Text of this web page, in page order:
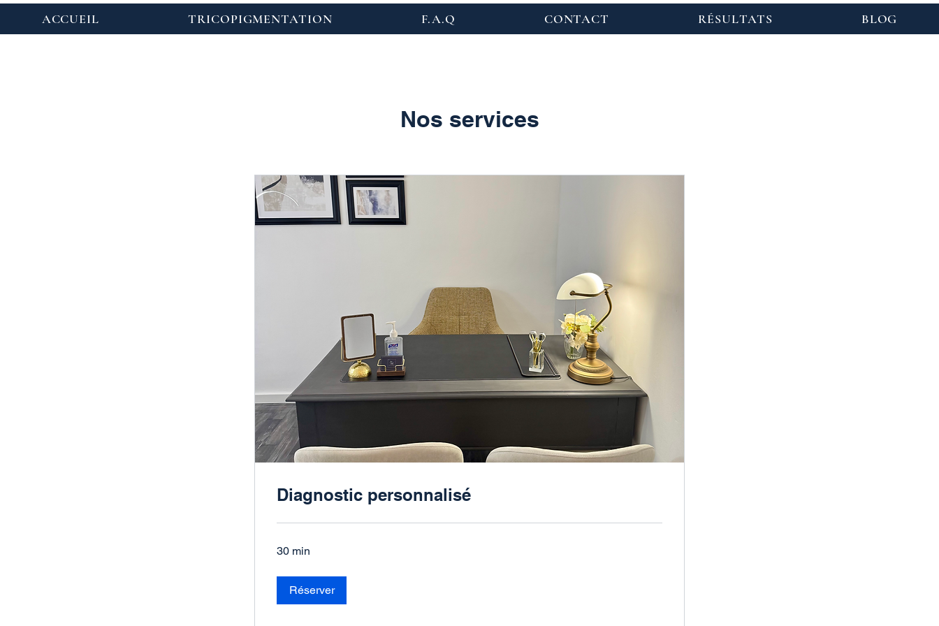
ACCUEIL TRICOPIGMENTATION F.A.Q CONTACT RÉSULTATS BLOG
Nos services
Diagnostic personnalisé
30 min
Réserver